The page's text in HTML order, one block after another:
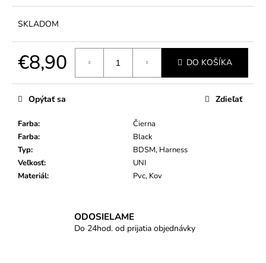
SKLADOM
€8,90 DO KOŠÍKA
Farba:
Čierna
Farba:
Black
Typ:
BDSM, Harness
Veľkosť:
UNI
Materiál: Pvc, Kov
Opýtať sa Zdieľať
ODOSIELAME
Do 24hod. od prijatia objednávky